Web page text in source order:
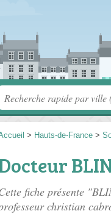
> Hauts-de-France >
fiche présente
christian